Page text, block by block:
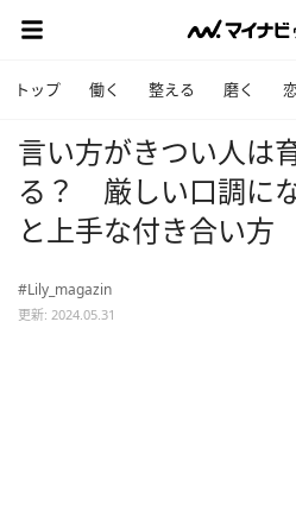
トップ 働く 整える 磨く
言い方がきつい人は
る？ 厳しい口調に
と上手な付き合い方
#Lily_magazin
更新: 2024.05.31